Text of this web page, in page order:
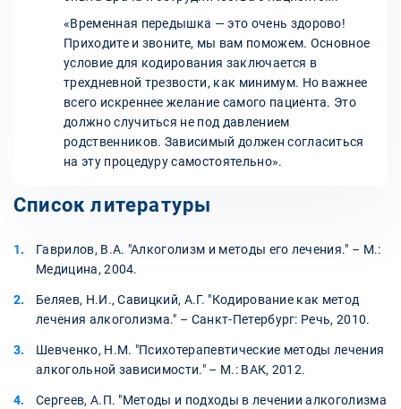
«Временная передышка — это очень здорово!
Приходите и звоните, мы вам поможем. Основное
условие для кодирования заключается в
трехдневной трезвости, как минимум. Но важнее
всего искреннее желание самого пациента. Это
должно случиться не под давлением
родственников. Зависимый должен согласиться
на эту процедуру самостоятельно».
Список литературы
Гаврилов, В.А. "Алкоголизм и методы его лечения." – М.:
Медицина, 2004.
Беляев, Н.И., Савицкий, А.Г. "Кодирование как метод
лечения алкоголизма." – Санкт-Петербург: Речь, 2010.
Шевченко, Н.М. "Психотерапевтические методы лечения
алкогольной зависимости." – М.: ВАК, 2012.
Сергеев, А.П. "Методы и подходы в лечении алкоголизма